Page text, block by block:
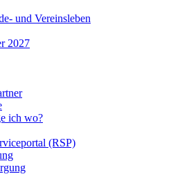
und Vereinsleben
2027
ich wo?
(RSP)